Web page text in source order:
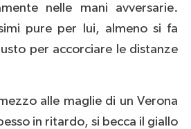
nelle mani avversarie.
pure per lui, almeno si fa
per accorciare le distanze
alle maglie di un Verona
in ritardo, si becca il giallo